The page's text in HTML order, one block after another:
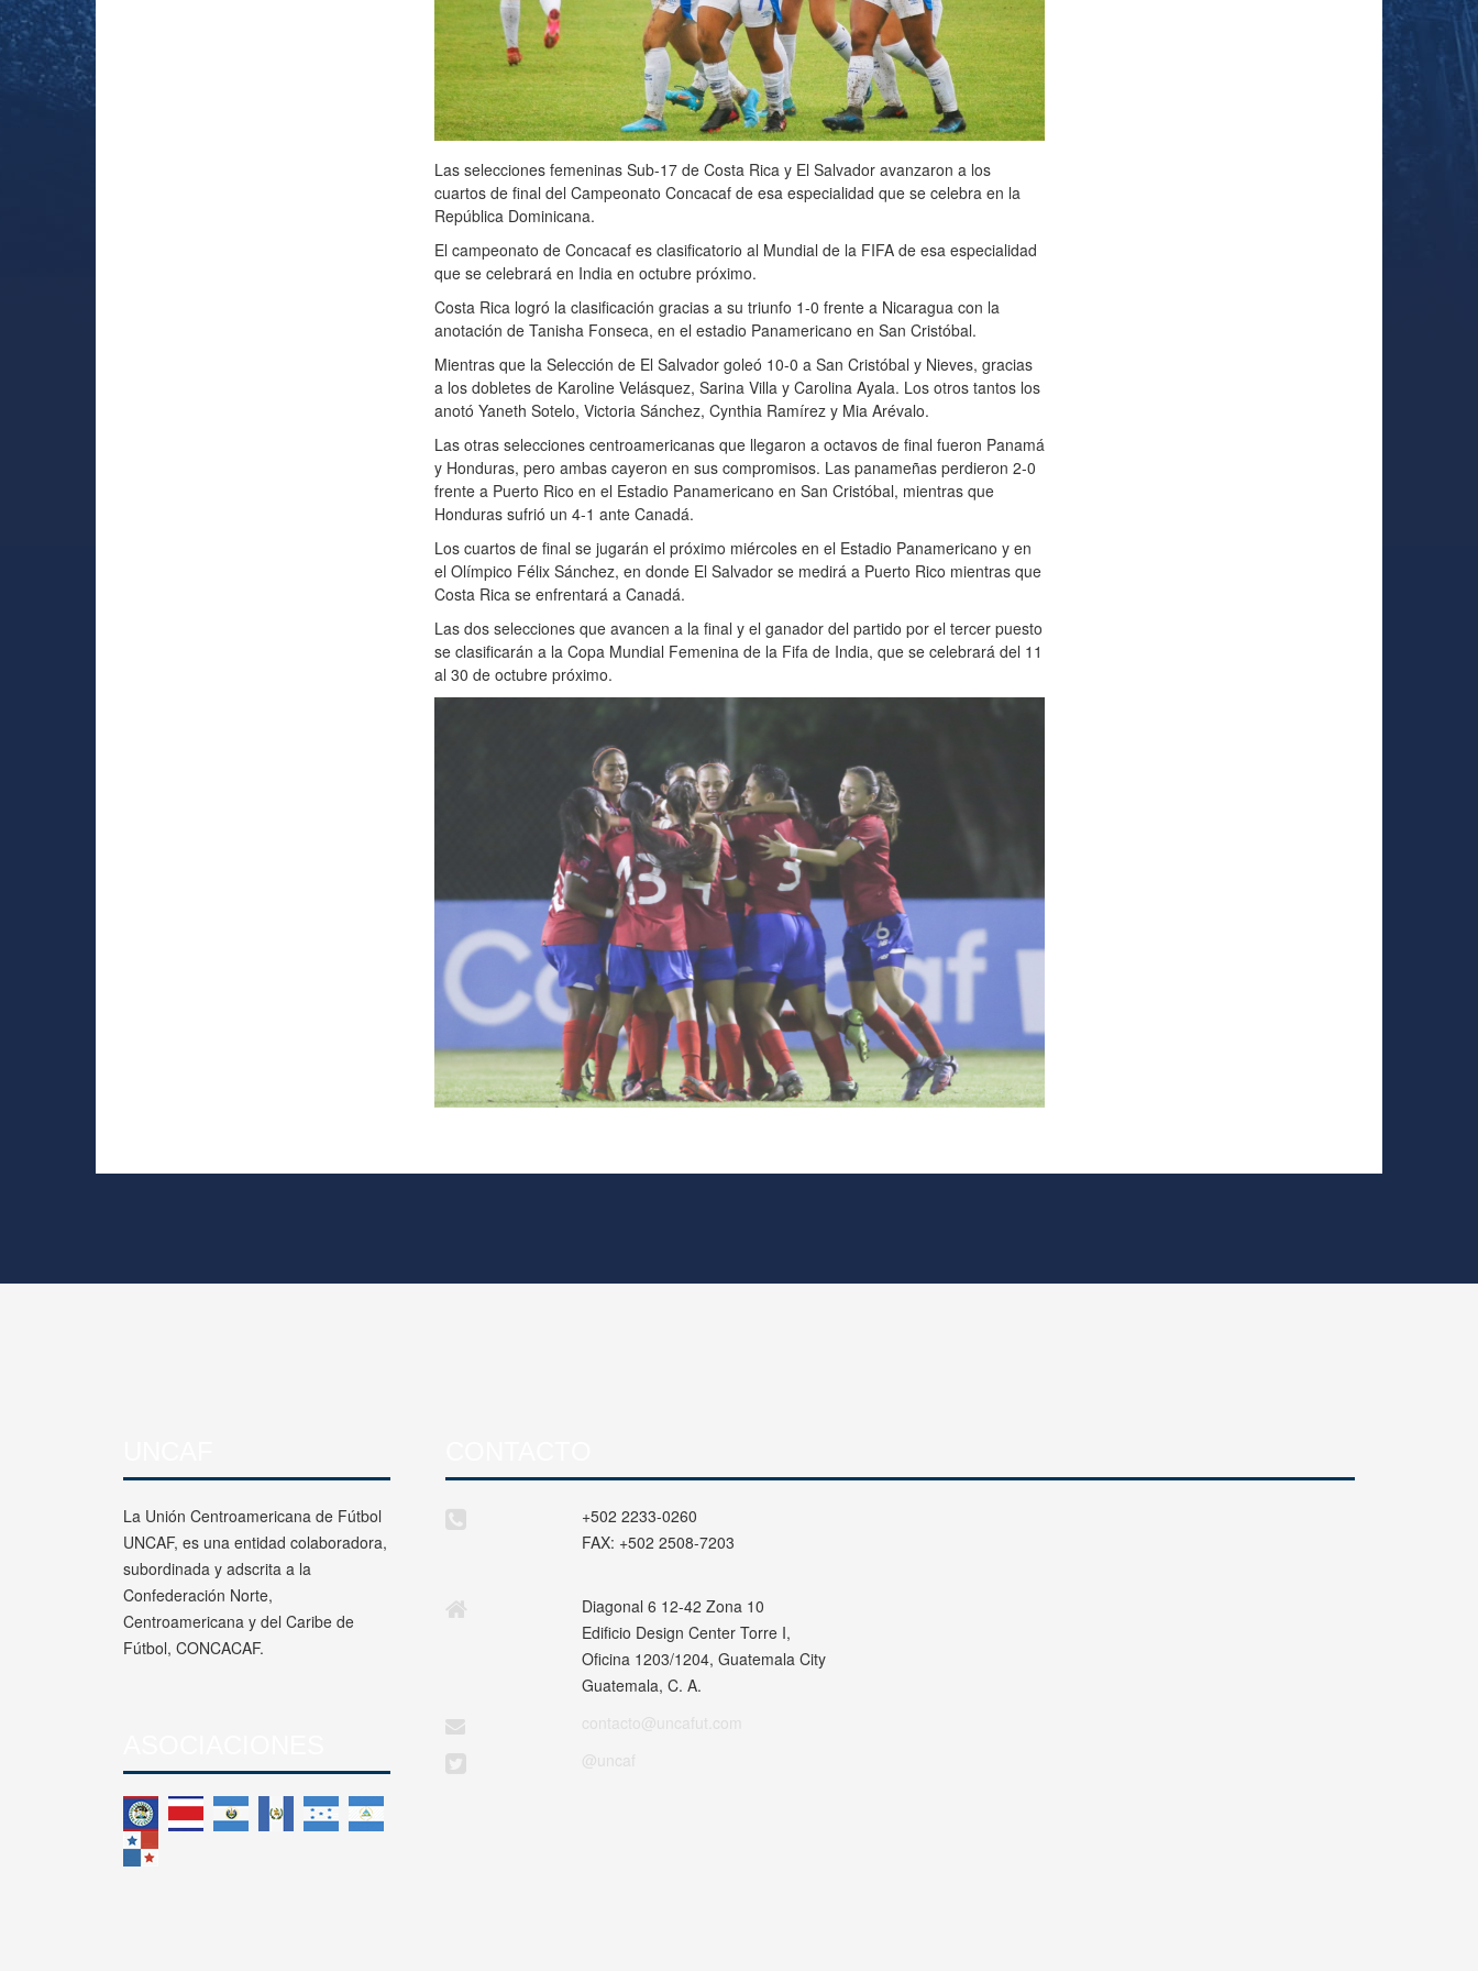
Las selecciones femeninas Sub-17 de Costa Rica y El Salvador avanzaron a los
cuartos de final del Campeonato Concacaf de esa especialidad que se celebra en la
República Dominicana.
El campeonato de Concacaf es clasificatorio al Mundial de la FIFA de esa especialidad
que se celebrará en India en octubre próximo.
Costa Rica logró la clasificación gracias a su triunfo 1-0 frente a Nicaragua con la
anotación de Tanisha Fonseca, en el estadio Panamericano en San Cristóbal.
Mientras que la Selección de El Salvador goleó 10-0 a San Cristóbal y Nieves, gracias
a los dobletes de Karoline Velásquez, Sarina Villa y Carolina Ayala. Los otros tantos los
anotó Yaneth Sotelo, Victoria Sánchez, Cynthia Ramírez y Mia Arévalo.
Las otras selecciones centroamericanas que llegaron a octavos de final fueron Panamá
y Honduras, pero ambas cayeron en sus compromisos. Las panameñas perdieron 2-0
frente a Puerto Rico en el Estadio Panamericano en San Cristóbal, mientras que
Honduras sufrió un 4-1 ante Canadá.
Los cuartos de final se jugarán el próximo miércoles en el Estadio Panamericano y en
el Olímpico Félix Sánchez, en donde El Salvador se medirá a Puerto Rico mientras que
Costa Rica se enfrentará a Canadá.
Las dos selecciones que avancen a la final y el ganador del partido por el tercer puesto
se clasificarán a la Copa Mundial Femenina de la Fifa de India, que se celebrará del 11
al 30 de octubre próximo.
La Unión Centroamericana de Fútbol
UNCAF, es una entidad colaboradora,
subordinada y adscrita a la
Confederación Norte,
Centroamericana y del Caribe de
Fútbol, CONCACAF.
+502 2233-0260
FAX: +502 2508-7203
Diagonal 6 12-42 Zona 10
Edificio Design Center Torre I,
Oficina 1203/1204, Guatemala City
Guatemala, C. A.
contacto@uncafut.com
@uncaf